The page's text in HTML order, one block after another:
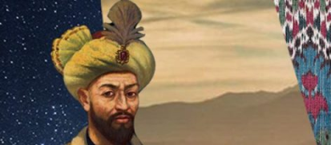
Skip
to
content